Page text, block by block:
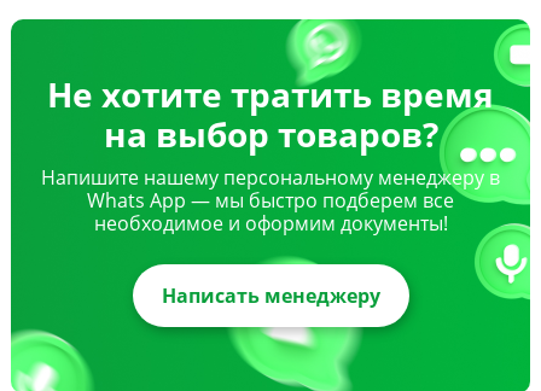
Не хотите тратить время
на выбор товаров?
Напишите нашему персональному менеджеру в
Whats App — мы быстро подберем все
необходимое и оформим документы!
Написать менеджеру